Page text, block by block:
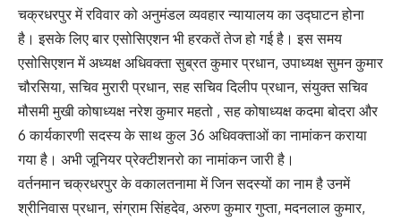
चक्रधरपुर में रविवार को अनुमंडल व्यवहार न्यायालय का उद्घाटन होना
है। इसके लिए बार एसोसिएशन भी हरकतें तेज हो गई है। इस समय
एसोसिएशन में अध्यक्ष अधिवक्ता सुब्रत कुमार प्रधान, उपाध्यक्ष सुमन कुमार
चौरसिया, सचिव मुरारी प्रधान, सह सचिव दिलीप प्रधान, संयुक्त सचिव
मौसमी मुखी कोषाध्यक्ष नरेश कुमार महतो , सह कोषाध्यक्ष कदमा बोदरा और
6 कार्यकारणी सदस्य के साथ कुल 36 अधिवक्ताओं का नामांकन कराया
गया है। अभी जूनियर प्रेक्टीशनरो का नामांकन जारी है।
वर्तनमान चक्रधरपुर के वकालतनामा में जिन सदस्यों का नाम है उनमें
श्रीनिवास प्रधान, संग्राम सिंहदेव, अरुण कुमार गुप्ता, मदनलाल कुमार,